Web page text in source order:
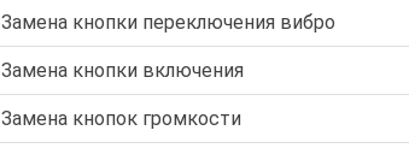
Замена кнопки переключения вибро
Замена кнопки включения
Замена кнопок громкости